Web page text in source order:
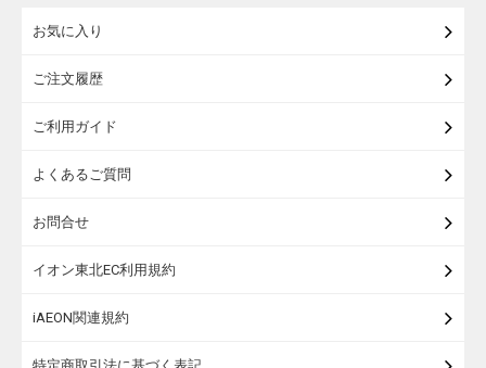
お気に入り
ご注文履歴
ご利用ガイド
よくあるご質問
お問合せ
イオン東北EC利用規約
iAEON関連規約